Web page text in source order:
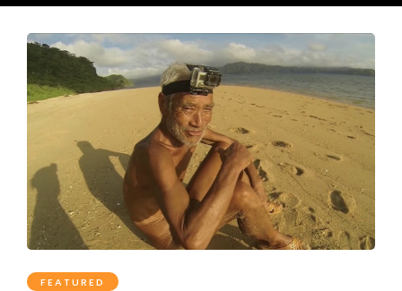
FEATURED